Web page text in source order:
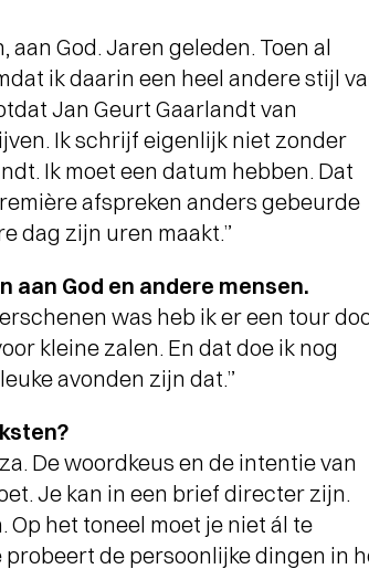
IN
en
St.
RENOVATIE
aan God. Jaren geleden. Toen al
ik daarin een heel andere stijl
Jan Geurt Gaarlandt van
Ik schrijf eigenlijk niet zonder
Ik moet een datum hebben. Dat
afspreken anders gebeurde
dag zijn uren maakt.”
aan God en andere mensen.
was heb ik er een tour
kleine zalen. En dat doe ik nog
avonden zijn dat.”
De woordkeus en de intentie van
Je kan in een brief directer zijn.
Op het toneel moet je niet ál te
de persoonlijke dingen in